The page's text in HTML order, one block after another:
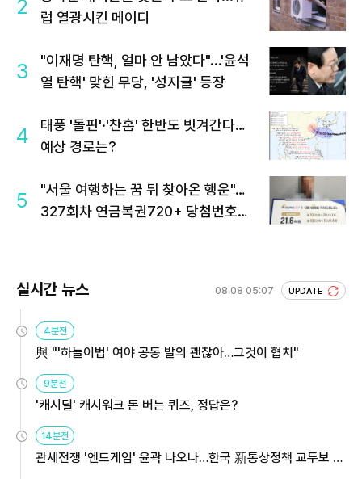
2
럽 열광시킨 메이디
3
"이재명 탄핵, 얼마 안 남았다"...'윤석
열 탄핵' 맞힌 무당, '성지글' 등장
4
태풍 '돌핀'·'찬홈' 한반도 빗겨간다…
예상 경로는?
5
"서울 여행하는 꿈 뒤 찾아온 행운"…
327회차 연금복권720+ 당첨번호조
실시간 뉴스 08.08 05:07 UPDATE
4분전
與 "'하늘이법' 여야 공동 발의 괜찮아…그것이 협치"
9분전
'캐시딜' 캐시워크 돈 버는 퀴즈, 정답은?
14분전
관세전쟁 '엔드게임' 윤곽 나오나…한국 新통상정책 교두보 활